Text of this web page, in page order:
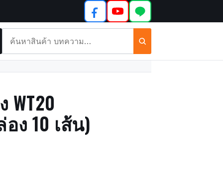
และ
บทความ
WT20
อง 10 เส้น)